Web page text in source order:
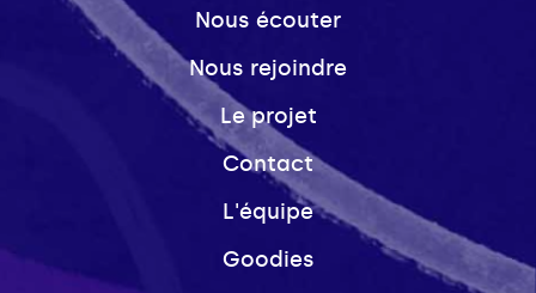
Nous écouter
Nous rejoindre
Le projet
Contact
L'équipe
Goodies